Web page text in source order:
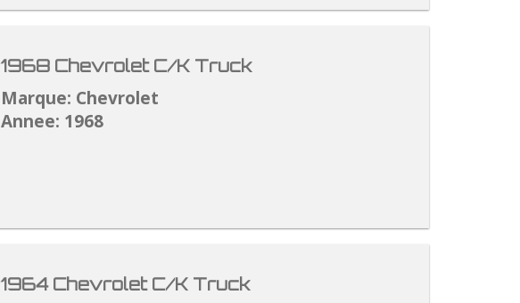
1968 Chevrolet C/K Truck
Marque: Chevrolet
Annee: 1968
1964 Chevrolet C/K Truck